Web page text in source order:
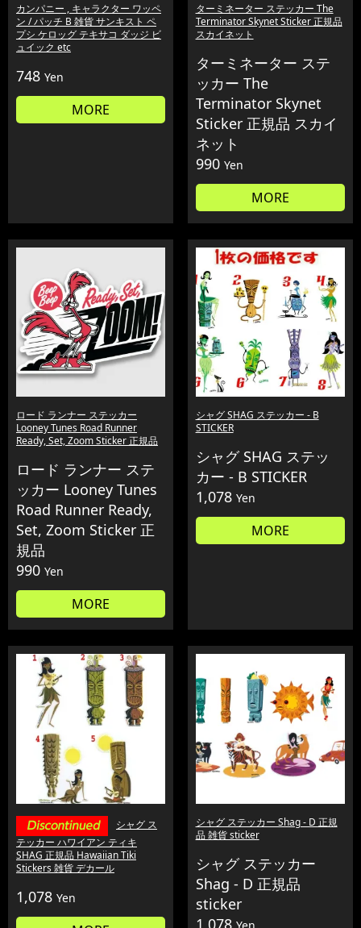
カンパニー , キャラクター ワッペ
ン / パッチ B 雑貨 サンキスト ペ
プシ ケロッグ テキサコ ダッジ ビ
ュイック etc
748 Yen
MORE
ターミネーター ステッカー The
Terminator Skynet Sticker 正規品
スカイネット
ターミネーター ステ
ッカー The
Terminator Skynet
Sticker 正規品 スカイ
ネット
990 Yen
MORE
ロード ランナー ステッカー
Looney Tunes Road Runner
Ready, Set, Zoom Sticker 正規品
ロード ランナー ステ
ッカー Looney Tunes
Road Runner Ready,
Set, Zoom Sticker 正
規品
990 Yen
MORE
シャグ SHAG ステッカー - B
STICKER
シャグ SHAG ステッ
カー - B STICKER
1,078 Yen
MORE
シャグ ス
テッカー ハワイアン ティキ
SHAG 正規品 Hawaiian Tiki
Stickers 雑貨 デカール
1,078 Yen
シャグ ステッカー Shag - D 正規
品 雑貨 sticker
シャグ ステッカー
Shag - D 正規品
sticker
1,078